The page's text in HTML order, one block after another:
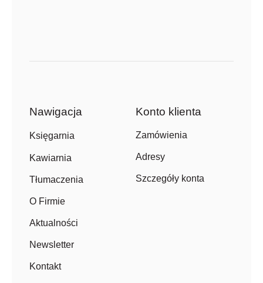
Nawigacja
Księgarnia
Kawiarnia
Tłumaczenia
O Firmie
Aktualności
Newsletter
Kontakt
Konto klienta
Zamówienia
Adresy
Szczegóły konta